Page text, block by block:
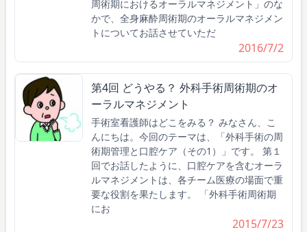
周術期におけるオーラルマネジメント」のな
かで、全身麻酔周術期のオーラルマネジメン
トについてお話させていただ
2016/7/2
第4回 どうやる？ 外科手術周術期のオ
ーラルマネジメント
手術室看護師はどこをみる？ みなさん、こ
んにちは。今回のテーマは、「外科手術の周
術期管理と口腔ケア（その1）」です。 第１
回でお話したように、口腔ケアを含むオーラ
ルマネジメントは、各チーム医療の場面で重
要な役割を果たします。 「外科手術周術期
にお
2015/7/23